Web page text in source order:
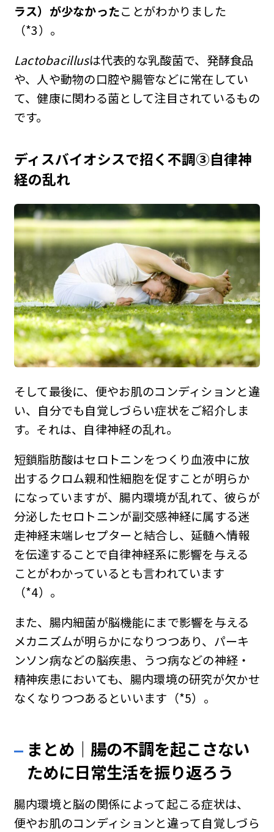
ラス）が少なかったことがわかりました
（*3）。
Lactobacillusは代表的な乳酸菌で、発酵食品
や、人や動物の口腔や腸管などに常在してい
て、健康に関わる菌として注目されているもの
です。
ディスバイオシスで招く不調③自律神
経の乱れ
そして最後に、便やお肌のコンディションと違
い、自分でも自覚しづらい症状をご紹介しま
す。それは、自律神経の乱れ。
短鎖脂肪酸はセロトニンをつくり血液中に放
出するクロム親和性細胞を促すことが明らか
になっていますが、腸内環境が乱れて、彼らが
分泌したセロトニンが副交感神経に属する迷
走神経末端レセプターと結合し、延髄へ情報
を伝達することで自律神経系に影響を与える
ことがわかっているとも言われています
（*4）。
また、腸内細菌が脳機能にまで影響を与える
メカニズムが明らかになりつつあり、パーキ
ンソン病などの脳疾患、うつ病などの神経・
精神疾患においても、腸内環境の研究が欠かせ
なくなりつつあるといいます（*5）。
まとめ｜腸の不調を起こさない
ために日常生活を振り返ろう
腸内環境と脳の関係によって起こる症状は、
便やお肌のコンディションと違って自覚しづら